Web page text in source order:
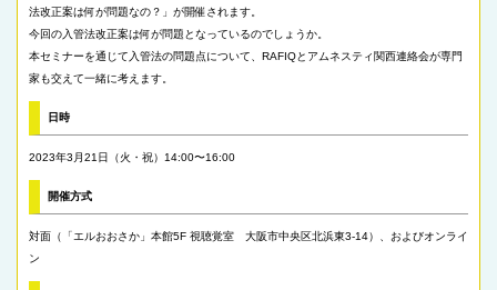
法改正案は何が問題なの？」が開催されます。
今回の入管法改正案は何が問題となっているのでしょうか。
本セミナーを通じて入管法の問題点について、RAFIQとアムネスティ関西連絡会が専門
家も交えて一緒に考えます。
日時
2023年3月21日（火・祝）14:00〜16:00
開催方式
対面（「エルおおさか」本館5F 視聴覚室 大阪市中央区北浜東3-14）、およびオンライ
ン